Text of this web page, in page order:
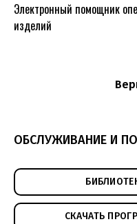
Электронный помощник
изделий
ОБСЛУЖИВАНИЕ И
СКАЧАТЬ